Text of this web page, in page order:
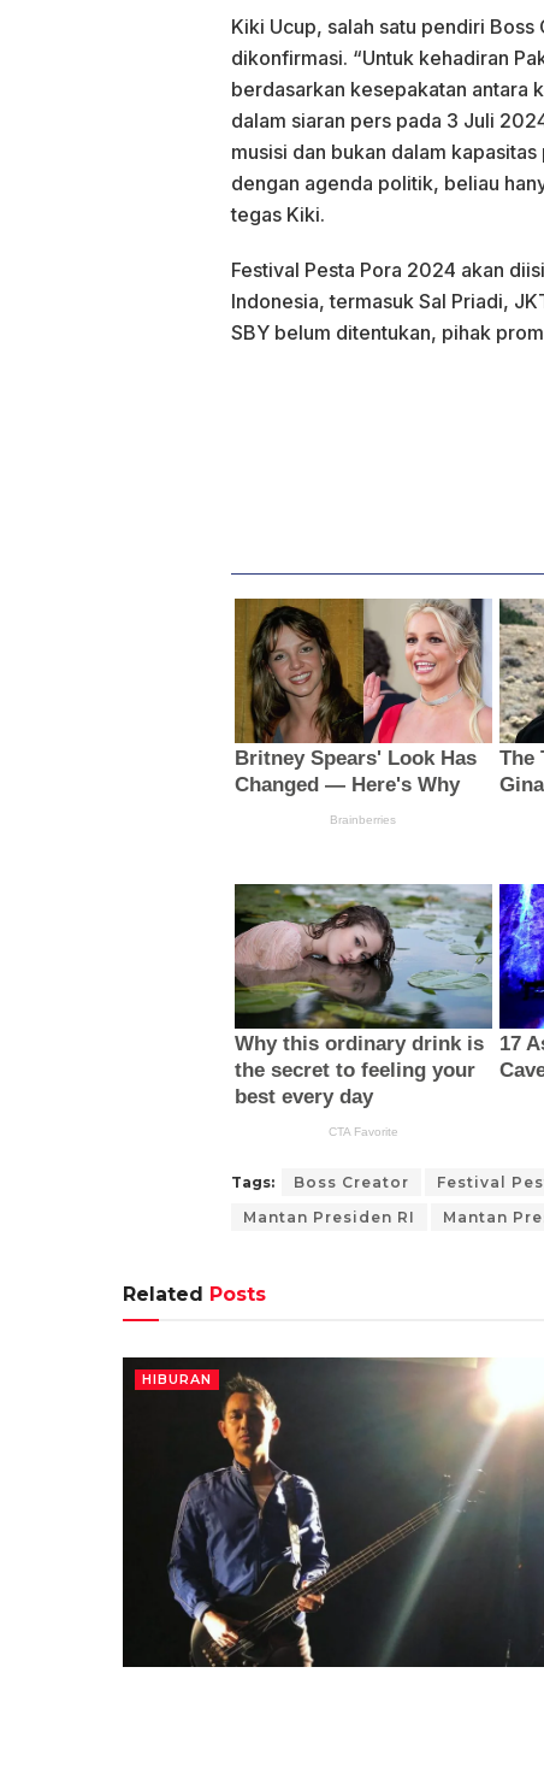
Kiki Ucup, salah satu pendiri
dikonfirmasi. “Untuk kehadiran
berdasarkan kesepakatan antara
dalam siaran pers pada 3 Juli
musisi dan bukan dalam
dengan agenda politik, beliau
tegas Kiki.
Festival Pesta Pora 2024 akan
Indonesia, termasuk Sal Priadi,
SBY belum ditentukan, pihak
Tags: Boss Creator Festival
Mantan Presiden RI
Mantan
Related Posts
HIBURAN